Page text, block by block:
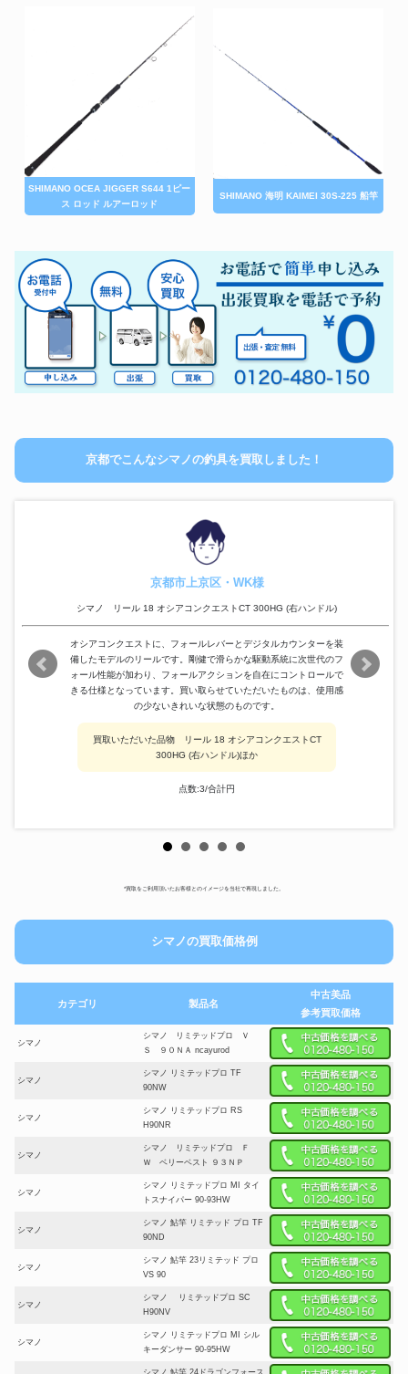
SHIMANO OCEA JIGGER S644 1ピー
ス ロッド ルアーロッド
SHIMANO 海明 KAIMEI 30S-225 船竿
京都でこんなシマノの釣具を買取しました！
京都市上京区・WK様
シマノ リール 18 オシアコンクエストCT 300HG (右ハンドル)
オシアコンクエストに、フォールレバーとデジタルカウンターを装
備したモデルのリールです。剛健で滑らかな駆動系統に次世代のフ
ォール性能が加わり、フォールアクションを自在にコントロールで
きる仕様となっています。買い取らせていただいたものは、使用感
の少ないきれいな状態のものです。
買取いただいた品物 リール 18 オシアコンクエストCT
300HG (右ハンドル)ほか
点数:3/合計円
*買取をご利用頂いたお客様とのイメージを当社で再現しました。
シマノの買取価格例
カテゴリ 製品名
中古美品
参考買取価格
シマノ
シマノ リミテッドプロ Ｖ
Ｓ ９０ＮＡ ncayurod
シマノ
シマノ リミテッドプロ TF
90NW
シマノ
シマノ リミテッドプロ RS
H90NR
シマノ
シマノ リミテッドプロ Ｆ
Ｗ ベリーベスト ９３ＮＰ
シマノ
シマノ リミテッドプロ MI タイ
トスナイパー 90-93HW
シマノ
シマノ 鮎竿 リミテッド プロ TF
90ND
シマノ
シマノ 鮎竿 23リミテッド プロ
VS 90
シマノ
シマノ リミテッドプロ SC
H90NV
シマノ
シマノ リミテッドプロ MI シル
キーダンサー 90-95HW
シマノ 鮎竿 24ドラゴンフォース